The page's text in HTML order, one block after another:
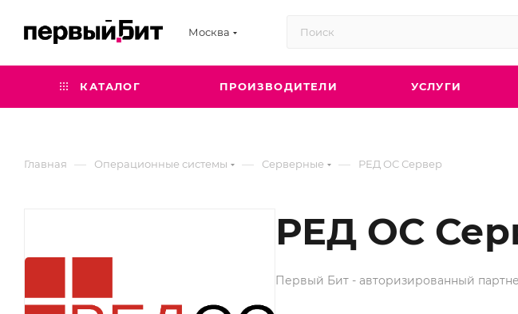
Москва
КАТАЛОГ ПРОИЗВОДИТЕЛИ УСЛУГИ
Главная — Операционные системы — Серверные — РЕД ОС Сервер
РЕД ОС
Первый Бит - авторизированный